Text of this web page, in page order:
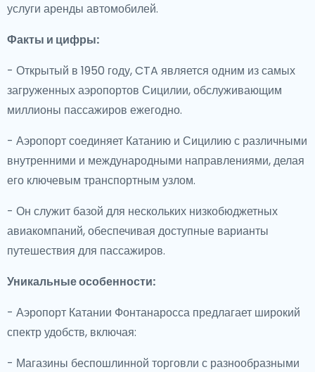
услуги аренды автомобилей.
Факты и цифры:
- Открытый в 1950 году, CTA является одним из самых
загруженных аэропортов Сицилии, обслуживающим
миллионы пассажиров ежегодно.
- Аэропорт соединяет Катанию и Сицилию с различными
внутренними и международными направлениями, делая
его ключевым транспортным узлом.
- Он служит базой для нескольких низкобюджетных
авиакомпаний, обеспечивая доступные варианты
путешествия для пассажиров.
Уникальные особенности:
- Аэропорт Катании Фонтанаросса предлагает широкий
спектр удобств, включая:
- Магазины беспошлинной торговли с разнообразными